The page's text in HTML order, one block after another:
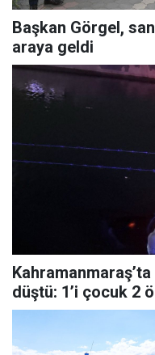
Başkan Görgel,
araya geldi
düştü: 1’i çocuk 2